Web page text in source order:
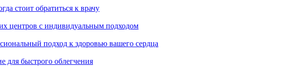
стоит обратиться к врачу
центров с индивидуальным подходом
подход к здоровью вашего сердца
для быстрого облегчения